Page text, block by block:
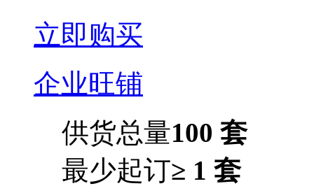
立即购买
企业旺铺
供货总量100 套
最少起订≥ 1 套